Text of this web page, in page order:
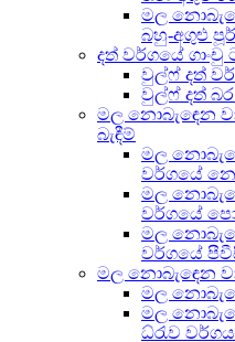
මල
බහු-අගුළු
දත් වර්ගයේ ගාංචු
වුල්ෆ් දත්
වුල්ෆ් දත්
මල නොබැඳෙන
බැඳීම්
මල
වර්ගයේ
මල
වර්ගයේ
මල
වර්ගයේ
මල නොබැඳෙන
මල
මල
ධ්රැව වර්ගය